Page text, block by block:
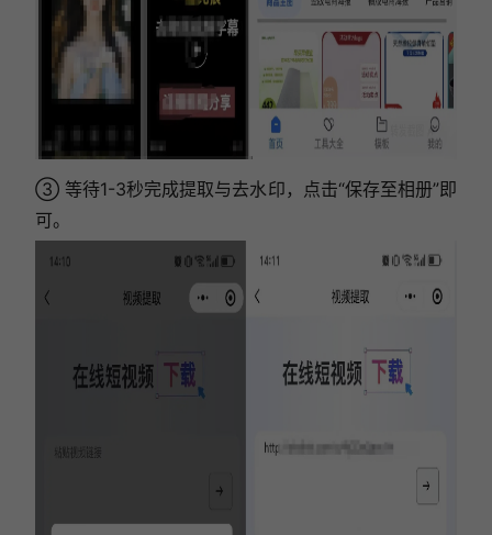
③ 等待1-3秒完成提取与去水印，点击“保存至相册”即
可。